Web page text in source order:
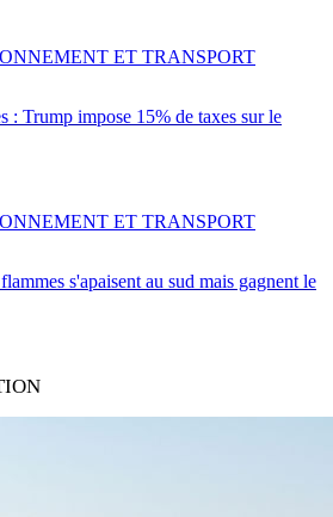
: Trump impose 15% de taxes sur le
ET TRANSPORT
s'apaisent au sud mais gagnent le
ET TRANSPORT